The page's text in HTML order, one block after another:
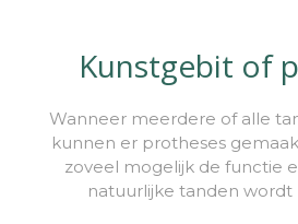
Kunstgebit of
Wanneer meerdere of alle
kunnen er protheses
zoveel mogelijk de functie
natuurlijke tanden wordt